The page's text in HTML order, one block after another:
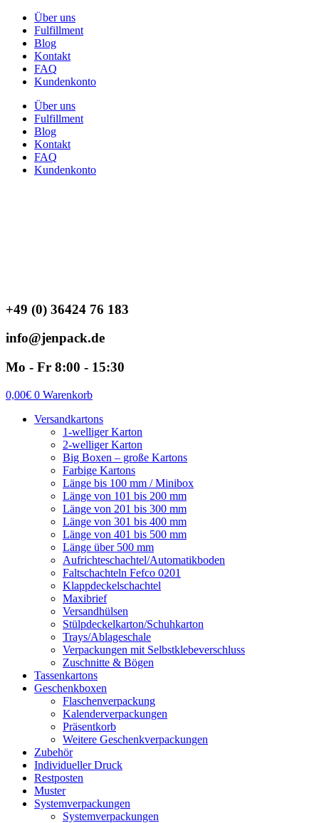
Über uns
Fulfillment
Blog
Kontakt
FAQ
Kundenkonto
Über uns
Fulfillment
Blog
Kontakt
FAQ
Kundenkonto
+49 (0) 36424 76 183
info@jenpack.de
Mo - Fr 8:00 - 15:30
0,00€ 0 Warenkorb
Versandkartons
1-welliger Karton
2-welliger Karton
Big Boxen – große Kartons
Farbige Kartons
Länge bis 100 mm / Minibox
Länge von 101 bis 200 mm
Länge von 201 bis 300 mm
Länge von 301 bis 400 mm
Länge von 401 bis 500 mm
Länge über 500 mm
Aufrichteschachtel/Automatikboden
Faltschachteln Fefco 0201
Klappdeckelschachtel
Maxibrief
Versandhülsen
Stülpdeckelkarton/Schuhkarton
Trays/Ablageschale
Verpackungen mit Selbstklebeverschluss
Zuschnitte & Bögen
Tassenkartons
Geschenkboxen
Flaschenverpackung
Kalenderverpackungen
Präsentkorb
Weitere Geschenkverpackungen
Zubehör
Individueller Druck
Restposten
Muster
Systemverpackungen
Systemverpackungen